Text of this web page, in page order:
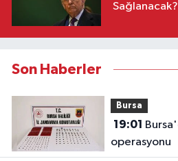
Sağlanacak?
Son Haberler
Bursa
19:01
operasyonu